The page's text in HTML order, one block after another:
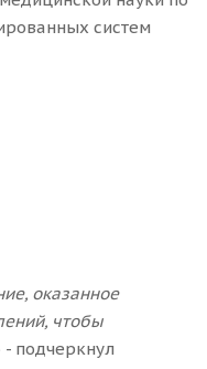
систем
оказанное
чтобы
- подчеркнул